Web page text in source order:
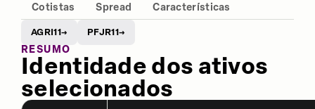
Cotistas
Spread Características
AGRI11→ PFJR11→
RESUMO
Identidade dos ativos
selecionados